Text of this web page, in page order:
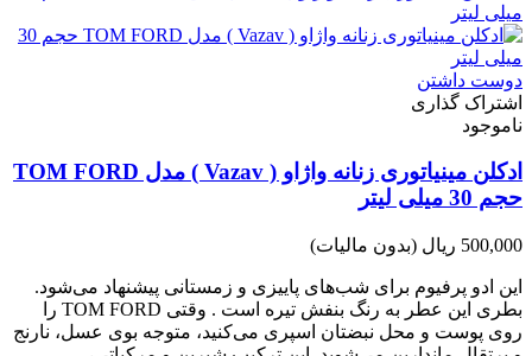
دوست داشتن
اشتراک گذاری
ناموجود
ادکلن مینیاتوری زنانه واژاو ( Vazav ) مدل TOM FORD
حجم 30 میلی لیتر
500,000 ریال (بدون مالیات)
این ادو پرفیوم برای شب‌های پاییزی و زمستانی پیشنهاد می‌شود.
بطری این عطر به رنگ بنفش تیره است . وقتی TOM FORD را
روی پوست و محل نبضتان اسپری می‌کنید، متوجه بوی عسل، نارنج